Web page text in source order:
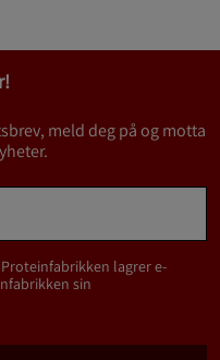
meld deg på og motta
lagrer e-
sin